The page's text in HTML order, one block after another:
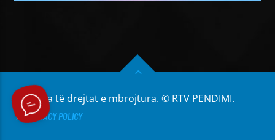
Të gjitha të drejtat e mbrojtura. © RTV PENDIMI.
PRIVACY POLICY